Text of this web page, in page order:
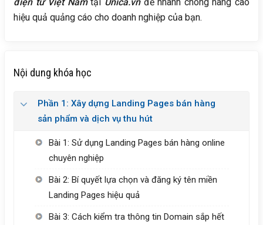
hiệu quả quảng cáo cho doanh nghiệp của bạn.
Nội dung khóa học
Phần 1: Xây dựng Landing Pages bán hàng
sản phẩm và dịch vụ thu hút
Bài 1: Sử dụng Landing Pages bán hàng online
chuyên nghiệp
Bài 2: Bí quyết lựa chọn và đăng ký tên miền
Landing Pages hiệu quả
Bài 3: Cách kiểm tra thông tin Domain sắp hết